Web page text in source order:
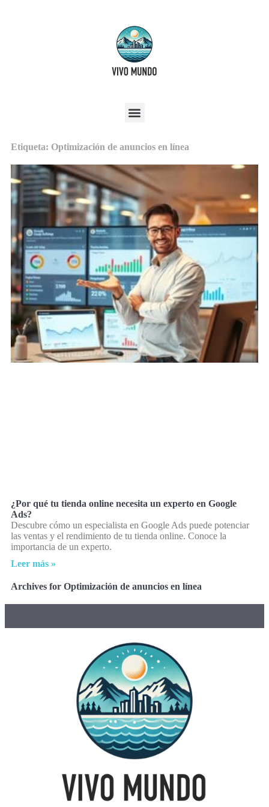
Etiqueta: Optimización de anuncios en línea
¿Por qué tu tienda online necesita un experto en Google
Ads?
Descubre cómo un especialista en Google Ads puede potenciar
las ventas y el rendimiento de tu tienda online. Conoce la
importancia de un experto.
Leer más »
Archives for Optimización de anuncios en línea